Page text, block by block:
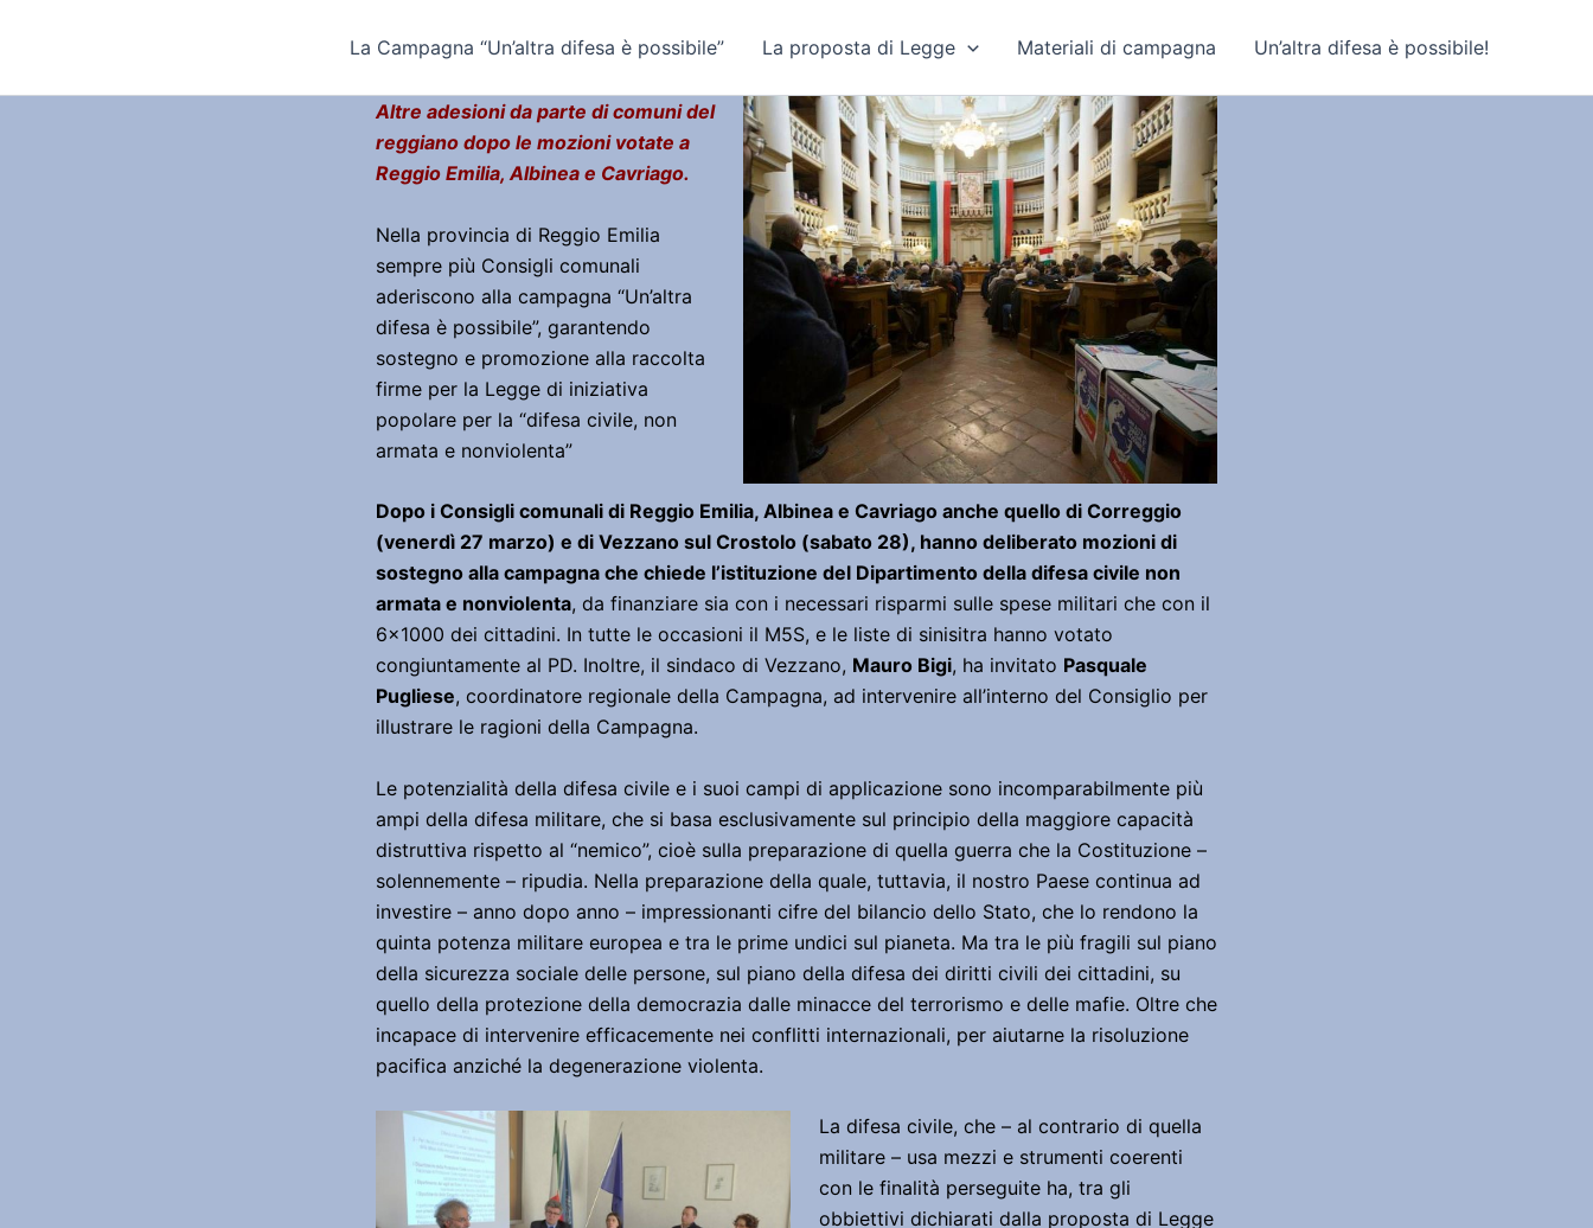
La Campagna “Un’altra difesa è possibile” La proposta di Legge Materiali di campagna Un’altra difesa è possibile!
Altre adesioni da parte di comuni del
reggiano dopo le mozioni votate a
Reggio Emilia, Albinea e Cavriago.
Nella provincia di Reggio Emilia
sempre più Consigli comunali
aderiscono alla campagna “Un’altra
difesa è possibile”, garantendo
sostegno e promozione alla raccolta
firme per la Legge di iniziativa
popolare per la “difesa civile, non
armata e nonviolenta”
Dopo i Consigli comunali di Reggio Emilia, Albinea e Cavriago anche quello di Correggio
(venerdì 27 marzo) e di Vezzano sul Crostolo (sabato 28), hanno deliberato mozioni di
sostegno alla campagna che chiede l’istituzione del Dipartimento della difesa civile non
armata e nonviolenta, da finanziare sia con i necessari risparmi sulle spese militari che con il
6×1000 dei cittadini. In tutte le occasioni il M5S, e le liste di sinisitra hanno votato
congiuntamente al PD. Inoltre, il sindaco di Vezzano, Mauro Bigi, ha invitato Pasquale
Pugliese, coordinatore regionale della Campagna, ad intervenire all’interno del Consiglio per
illustrare le ragioni della Campagna.
Le potenzialità della difesa civile e i suoi campi di applicazione sono incomparabilmente più
ampi della difesa militare, che si basa esclusivamente sul principio della maggiore capacità
distruttiva rispetto al “nemico”, cioè sulla preparazione di quella guerra che la Costituzione –
solennemente – ripudia. Nella preparazione della quale, tuttavia, il nostro Paese continua ad
investire – anno dopo anno – impressionanti cifre del bilancio dello Stato, che lo rendono la
quinta potenza militare europea e tra le prime undici sul pianeta. Ma tra le più fragili sul piano
della sicurezza sociale delle persone, sul piano della difesa dei diritti civili dei cittadini, su
quello della protezione della democrazia dalle minacce del terrorismo e delle mafie. Oltre che
incapace di intervenire efficacemente nei conflitti internazionali, per aiutarne la risoluzione
pacifica anziché la degenerazione violenta.
La difesa civile, che – al contrario di quella
militare – usa mezzi e strumenti coerenti
con le finalità perseguite ha, tra gli
obbiettivi dichiarati dalla proposta di Legge